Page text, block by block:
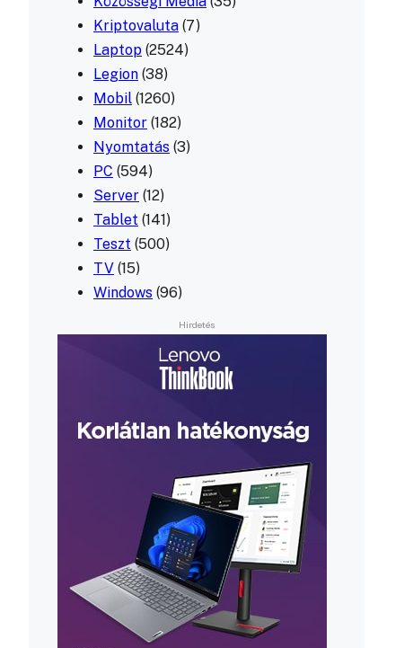
Kriptovaluta (7)
Laptop (2524)
Legion (38)
Mobil (1260)
Monitor (182)
Nyomtatás (3)
PC (594)
Server (12)
Tablet (141)
Teszt (500)
TV (15)
Windows (96)